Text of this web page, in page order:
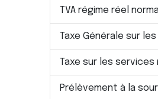
TVA régime réel
Taxe Générale sur
Taxe sur les services
Prélèvement à la